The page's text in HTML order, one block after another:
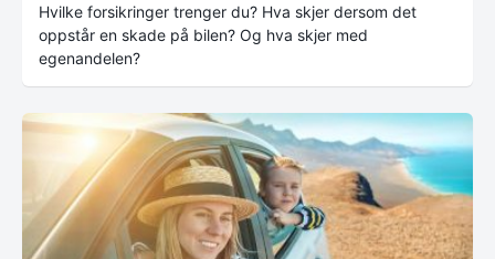
Hvilke forsikringer trenger du? Hva skjer dersom det
oppstår en skade på bilen? Og hva skjer med
egenandelen?